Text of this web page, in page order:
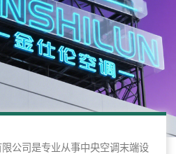
公司是专业从事中央空调末端设